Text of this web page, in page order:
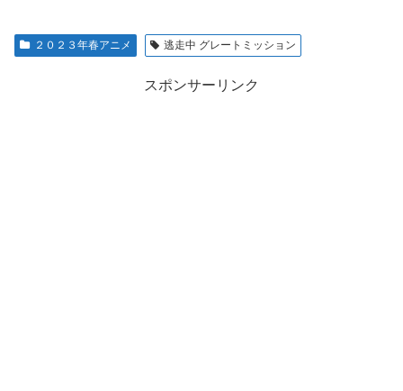
２０２３年春アニメ 逃走中 グレートミッション
スポンサーリンク